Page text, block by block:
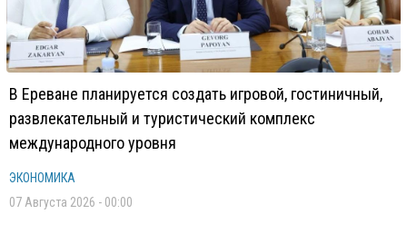
В Ереване планируется создать игровой, гостиничный,
развлекательный и туристический комплекс
международного уровня
ЭКОНОМИКА
07 Августа 2026 - 00:00